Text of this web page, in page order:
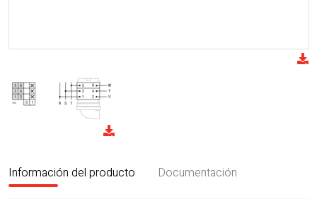
Información del producto Documentación